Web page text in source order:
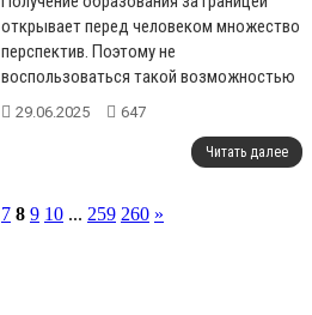
открывает перед человеком множество
перспектив. Поэтому не
воспользоваться такой возможностью
крайне глупо....
29.06.2025 647
Читать далее
7 8 9 10 ... 259 260 »